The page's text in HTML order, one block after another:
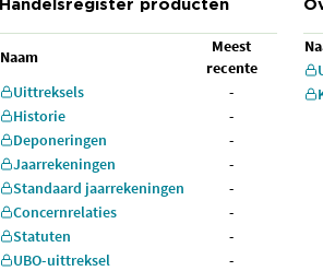
Handelsregister producten
Naam
Meest
recente
Uittreksels
-
Historie
-
Deponeringen
-
Jaarrekeningen
-
Standaard jaarrekeningen
-
Concernrelaties
-
Statuten
-
UBO-uittreksel
-